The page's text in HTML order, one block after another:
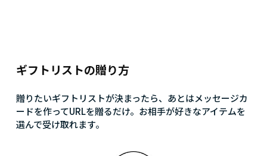
ギフトリストの贈り方
贈りたいギフトリストが決まったら、あとはメッセージカ
ードを作ってURLを贈るだけ。お相手が好きなアイテムを
選んで受け取れます。